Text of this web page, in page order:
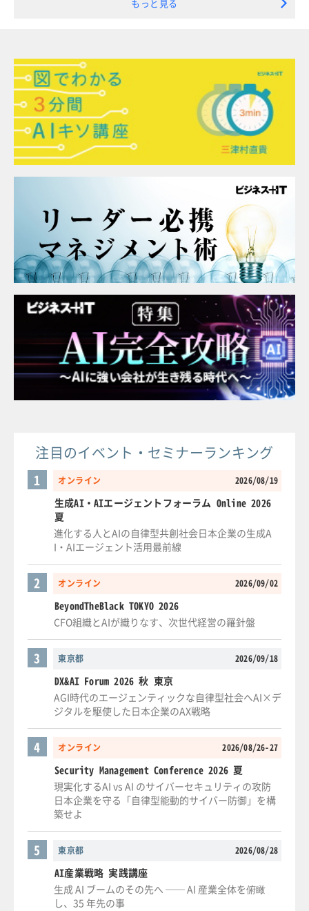
もっと見る
注目のイベント・セミナーランキング
オンライン 2026/08/19
1
生成AI・AIエージェントフォーラム Online 2026
夏
進化する人とAIの自律型共創社会日本企業の生成A
I・AIエージェント活用最前線
オンライン 2026/09/02
2
BeyondTheBlack TOKYO 2026
CFO組織とAIが織りなす、次世代経営の羅針盤
東京都 2026/09/18
3
DX&AI Forum 2026 秋 東京
AGI時代のエージェンティックな自律型社会へAI×デ
ジタルを駆使した日本企業のAX戦略
オンライン 2026/08/26-27
4
Security Management Conference 2026 夏
現実化するAI vs AI のサイバーセキュリティの攻防
日本企業を守る「自律型能動的サイバー防御」を構
築せよ
東京都 2026/08/28
5
AI産業戦略 実践講座
生成 AI ブームのその先へ ── AI 産業全体を俯瞰
し、35 年先の事